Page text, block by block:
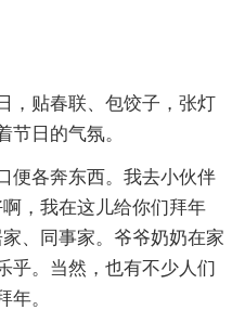
，贴春联、包饺子，张灯
节日的气氛。
便各奔东西。我去小伙伴
，我在这儿给你们拜年
、同事家。爷爷奶奶在家
乎。当然，也有不少人们
年。